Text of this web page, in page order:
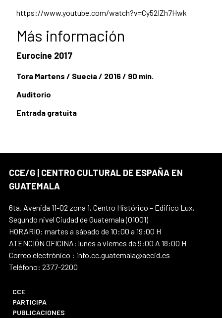
https://www.youtube.com/watch?v=Cy52IZh7Hwk
Más información
Eurocine 2017
Tora Martens / Suecia / 2016 / 90 min.
Auditorio
Entrada gratuita
CCE/G | CENTRO CULTURAL DE ESPAÑA EN
GUATEMALA
6ta. Avenida 11-02 zona 1, Centro Histórico – Edifico Lux,
Segundo nivel Ciudad de Guatemala (01001)
HORARIO: martes a sábado de 10:00 a 19:00 H
ATENCIÓN OFICINA: lunes a viernes de 9:00 A 18:00 H
Correo electrónico : info.cc.guatemala@aecid.es
Teléfono: 2377-2200
CCE
PARTICIPA
PUBLICACIONES